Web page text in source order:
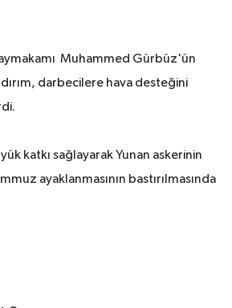
Muhammed Gürbüz'ün
darbecilere hava desteğini
katkı sağlayarak Yunan askerinin
ayaklanmasının bastırılmasında